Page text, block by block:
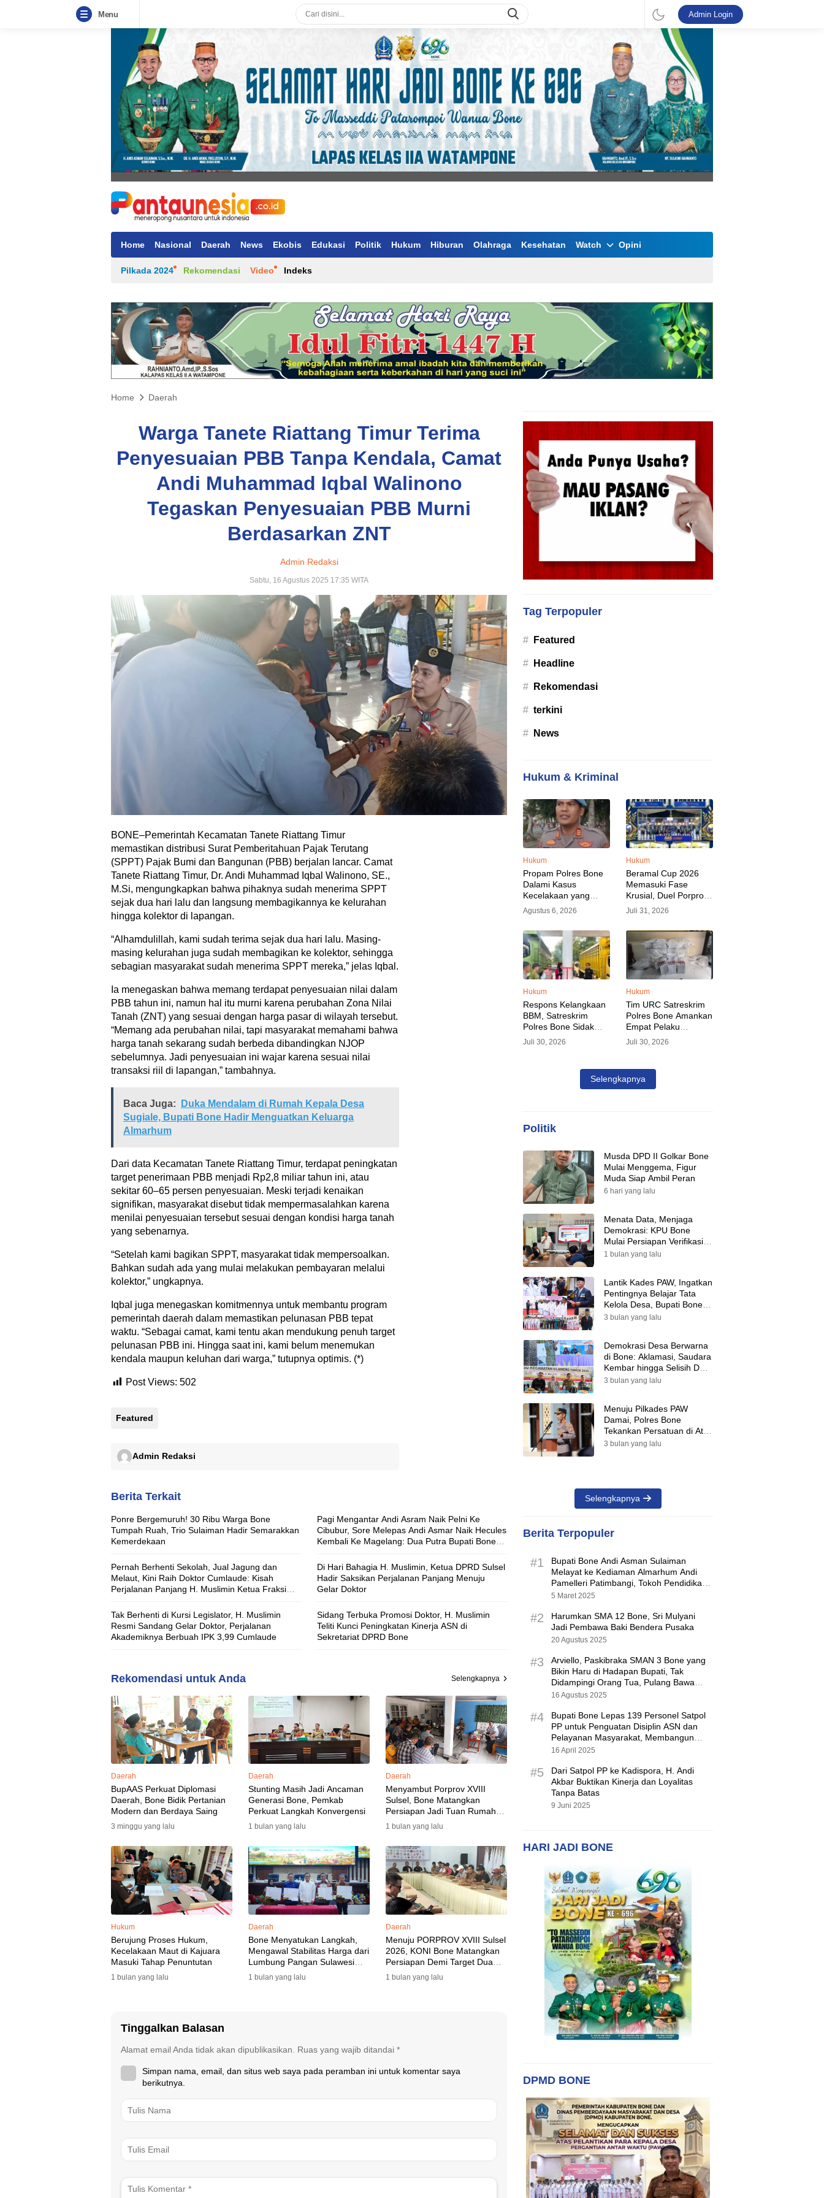
Menu Admin Login
Home Nasional Daerah News Ekobis Edukasi Politik Hukum Hiburan Olahraga Kesehatan Watch Opini
Pilkada 2024 Rekomendasi Video Indeks
Home Daerah
Warga Tanete Riattang Timur Terima
Penyesuaian PBB Tanpa Kendala, Camat
Andi Muhammad Iqbal Walinono
Tegaskan Penyesuaian PBB Murni
Berdasarkan ZNT
Admin Redaksi
Sabtu, 16 Agustus 2025 17:35 WITA
BONE–Pemerintah Kecamatan Tanete Riattang Timur
memastikan distribusi Surat Pemberitahuan Pajak Terutang
(SPPT) Pajak Bumi dan Bangunan (PBB) berjalan lancar. Camat
Tanete Riattang Timur, Dr. Andi Muhammad Iqbal Walinono, SE.,
M.Si, mengungkapkan bahwa pihaknya sudah menerima SPPT
sejak dua hari lalu dan langsung membagikannya ke kelurahan
hingga kolektor di lapangan.
“Alhamdulillah, kami sudah terima sejak dua hari lalu. Masing-
masing kelurahan juga sudah membagikan ke kolektor, sehingga
sebagian masyarakat sudah menerima SPPT mereka,” jelas Iqbal.
Ia menegaskan bahwa memang terdapat penyesuaian nilai dalam
PBB tahun ini, namun hal itu murni karena perubahan Zona Nilai
Tanah (ZNT) yang sesuai dengan harga pasar di wilayah tersebut.
“Memang ada perubahan nilai, tapi masyarakat memahami bahwa
harga tanah sekarang sudah berbeda dibandingkan NJOP
sebelumnya. Jadi penyesuaian ini wajar karena sesuai nilai
transaksi riil di lapangan,” tambahnya.
Baca Juga:
Duka Mendalam di Rumah Kepala Desa
Sugiale, Bupati Bone Hadir Menguatkan Keluarga
Almarhum
Dari data Kecamatan Tanete Riattang Timur, terdapat peningkatan
target penerimaan PBB menjadi Rp2,8 miliar tahun ini, atau
sekitar 60–65 persen penyesuaian. Meski terjadi kenaikan
signifikan, masyarakat disebut tidak mempermasalahkan karena
menilai penyesuaian tersebut sesuai dengan kondisi harga tanah
yang sebenarnya.
“Setelah kami bagikan SPPT, masyarakat tidak mempersoalkan.
Bahkan sudah ada yang mulai melakukan pembayaran melalui
kolektor,” ungkapnya.
Iqbal juga menegaskan komitmennya untuk membantu program
pemerintah daerah dalam memastikan pelunasan PBB tepat
waktu. “Sebagai camat, kami tentu akan mendukung penuh target
pelunasan PBB ini. Hingga saat ini, kami belum menemukan
kendala maupun keluhan dari warga,” tutupnya optimis. (*)
Post Views: 502
Featured
Admin Redaksi
Berita Terkait
Ponre Bergemuruh! 30 Ribu Warga Bone
Tumpah Ruah, Trio Sulaiman Hadir Semarakkan
Kemerdekaan
Pagi Mengantar Andi Asram Naik Pelni Ke
Cibubur, Sore Melepas Andi Asmar Naik Hecules
Kembali Ke Magelang: Dua Putra Bupati Bone
Sama ‘Jaga Nama Baik Daerah’
Pernah Berhenti Sekolah, Jual Jagung dan
Melaut, Kini Raih Doktor Cumlaude: Kisah
Perjalanan Panjang H. Muslimin Ketua Fraksi
Di Hari Bahagia H. Muslimin, Ketua DPRD Sulsel
Hadir Saksikan Perjalanan Panjang Menuju
Gelar Doktor
Tak Berhenti di Kursi Legislator, H. Muslimin
Resmi Sandang Gelar Doktor, Perjalanan
Akademiknya Berbuah IPK 3,99 Cumlaude
Sidang Terbuka Promosi Doktor, H. Muslimin
Teliti Kunci Peningkatan Kinerja ASN di
Sekretariat DPRD Bone
Rekomendasi untuk Anda Selengkapnya
Daerah
BupAAS Perkuat Diplomasi
Daerah, Bone Bidik Pertanian
Modern dan Berdaya Saing
3 minggu yang lalu
Daerah
Stunting Masih Jadi Ancaman
Generasi Bone, Pemkab
Perkuat Langkah Konvergensi
1 bulan yang lalu
Daerah
Menyambut Porprov XVIII
Sulsel, Bone Matangkan
Persiapan Jadi Tuan Rumah
yang Berkesan: Wakil Bupati
Perkuat Koordinasi, Dispora
Targetkan Venue dan
Akomodasi Rampung
1 bulan yang lalu
Hukum
Berujung Proses Hukum,
Kecelakaan Maut di Kajuara
Masuki Tahap Penuntutan
1 bulan yang lalu
Daerah
Bone Menyatukan Langkah,
Mengawal Stabilitas Harga dari
Lumbung Pangan Sulawesi
Selatan
1 bulan yang lalu
Daerah
Menuju PORPROV XVIII Sulsel
2026, KONI Bone Matangkan
Persiapan Demi Target Dua
Besar
1 bulan yang lalu
Tinggalkan Balasan
Alamat email Anda tidak akan dipublikasikan. Ruas yang wajib ditandai *
Simpan nama, email, dan situs web saya pada peramban ini untuk komentar saya
berikutnya.
Tag Terpopuler
# Featured
# Headline
# Rekomendasi
# terkini
# News
Hukum & Kriminal
Hukum
Propam Polres Bone
Dalami Kasus
Kecelakaan yang
Libatkan Oknum
Polisi, Pelaku Sudah
Diamankan
Agustus 6, 2026
Hukum
Beramal Cup 2026
Memasuki Fase
Krusial, Duel Porprov
Bone vs Trikora Wajo
Jadi Sorotan Malam
Ini
Juli 31, 2026
Hukum
Respons Kelangkaan
BBM, Satreskrim
Polres Bone Sidak
SPBU dan Pangkalan
LPG, AKP Alvin Aji
SPBU Agar Distribusi
BBM Tepat Sasaran
Juli 30, 2026
Hukum
Tim URC Satreskrim
Polres Bone Amankan
Empat Pelaku
Pencurian Aset PLN,
Kerugian Ditaksir
Juli 30, 2026
Selengkapnya
Politik
Musda DPD II Golkar Bone
Mulai Menggema, Figur
Muda Siap Ambil Peran
6 hari yang lalu
Menata Data, Menjaga
Demokrasi: KPU Bone
Mulai Persiapan Verifikasi
Partai Politik Menuju Pemilu
1 bulan yang lalu
Lantik Kades PAW, Ingatkan
Pentingnya Belajar Tata
Kelola Desa, Bupati Bone:
Tak Ada Lagi Kubu,
3 bulan yang lalu
Demokrasi Desa Berwarna
di Bone: Aklamasi, Saudara
Kembar hingga Selisih Dua
Suara Warnai Pilkades PAW
3 bulan yang lalu
Menuju Pilkades PAW
Damai, Polres Bone
Tekankan Persatuan di Atas
Perbedaan Pilihan
3 bulan yang lalu
Selengkapnya
Berita Terpopuler
#1
Bupati Bone Andi Asman Sulaiman
Melayat ke Kediaman Almarhum Andi
Pamelleri Patimbangi, Tokoh Pendidikan
Kabupaten Bone
5 Maret 2025
#2
Harumkan SMA 12 Bone, Sri Mulyani
Jadi Pembawa Baki Bendera Pusaka
20 Agustus 2025
#3
Arviello, Paskibraka SMAN 3 Bone yang
Bikin Haru di Hadapan Bupati, Tak
Didampingi Orang Tua, Pulang Bawa
Hadiah Motor
16 Agustus 2025
#4
Bupati Bone Lepas 139 Personel Satpol
PP untuk Penguatan Disiplin ASN dan
Pelayanan Masyarakat, Membangun
Pemerintahan yang Tertib dan Melayani
16 April 2025
#5
Dari Satpol PP ke Kadispora, H. Andi
Akbar Buktikan Kinerja dan Loyalitas
Tanpa Batas
9 Juni 2025
HARI JADI BONE
DPMD BONE